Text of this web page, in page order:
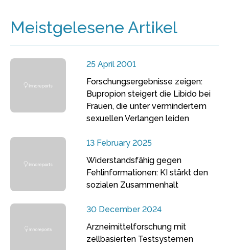
Meistgelesene Artikel
25 April 2001
Forschungsergebnisse zeigen:
Bupropion steigert die Libido bei
Frauen, die unter vermindertem
sexuellen Verlangen leiden
13 February 2025
Widerstandsfähig gegen
Fehlinformationen: KI stärkt den
sozialen Zusammenhalt
30 December 2024
Arzneimittelforschung mit
zellbasierten Testsystemen